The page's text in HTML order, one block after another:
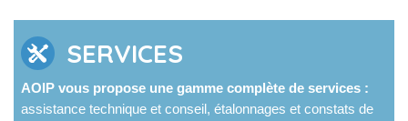
SERVICES
AOIP vous propose une gamme complète de services :
assistance technique et conseil, étalonnages et constats de